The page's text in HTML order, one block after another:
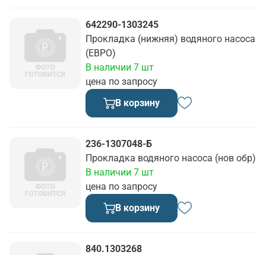
642290-1303245
Прокладка (нижняя) водяного насоса
(ЕВРО)
цена по запросу
В наличии 7 шт
В корзину
236-1307048-Б
Прокладка водяного насоса (нов обр)
цена по запросу
В наличии 7 шт
В корзину
840.1303268